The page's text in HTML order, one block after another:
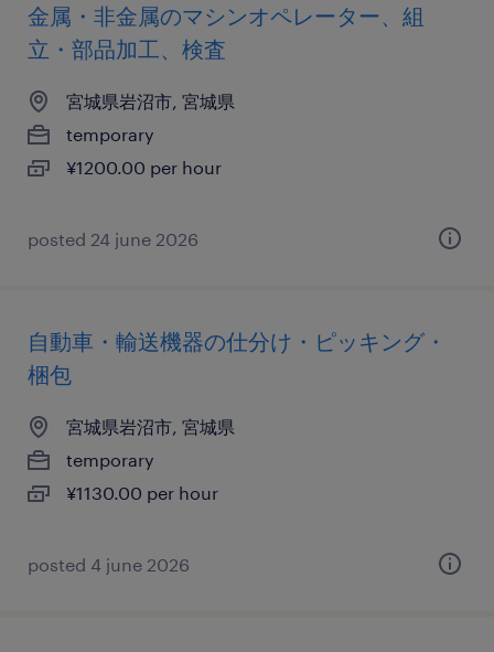
金属・非金属のマシンオペレーター、組
立・部品加工、検査
宮城県岩沼市, 宮城県
temporary
¥1200.00 per hour
posted 24 june 2026
自動車・輸送機器の仕分け・ピッキング・
梱包
宮城県岩沼市, 宮城県
temporary
¥1130.00 per hour
posted 4 june 2026